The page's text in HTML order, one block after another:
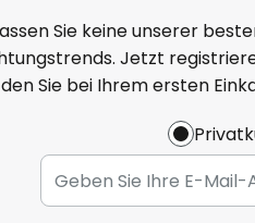
Sie keine unserer
Jetzt
den Sie bei Ihrem ersten